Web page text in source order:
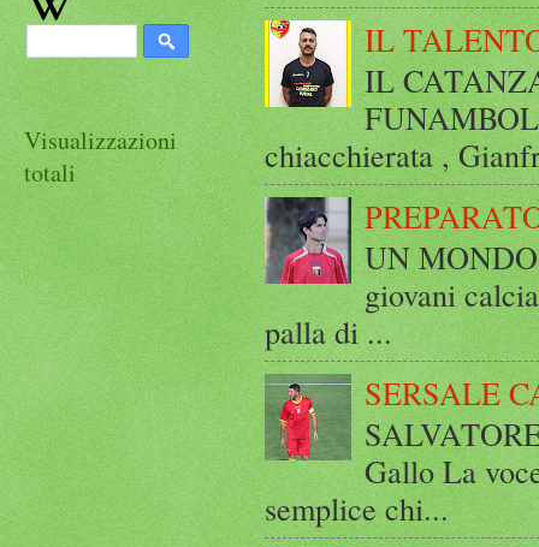
IL
IL
chiacchierata ,
UN
giovani
palla di ...
SERSALE
Gallo La
semplice chi...
Visualizzazioni
totali